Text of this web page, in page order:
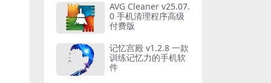
AVG Cleaner v25.07.
0 手机清理程序高级
付费版
记忆宫殿 v1.2.8 一款
训练记忆力的手机软
件